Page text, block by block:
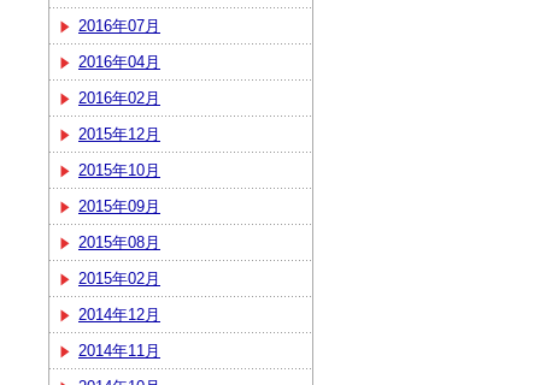
2016年07月
2016年04月
2016年02月
2015年12月
2015年10月
2015年09月
2015年08月
2015年02月
2014年12月
2014年11月